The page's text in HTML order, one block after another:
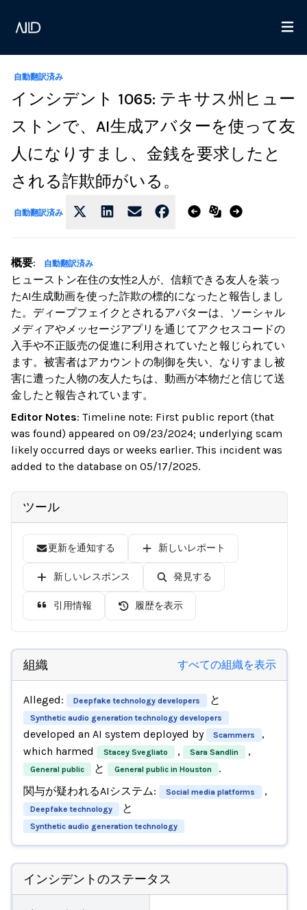
自動翻訳済み
インシデント 1065: テキサス州ヒュー
ストンで、AI生成アバターを使って友
人になりすまし、金銭を要求したと
される詐欺師がいる。
自動翻訳済み
概要: 自動翻訳済み
ヒューストン在住の女性2人が、信頼できる友人を装っ
たAI生成動画を使った詐欺の標的になったと報告しまし
た。ディープフェイクとされるアバターは、ソーシャル
メディアやメッセージアプリを通じてアクセスコードの
入手や不正販売の促進に利用されていたと報じられてい
ます。被害者はアカウントの制御を失い、なりすまし被
害に遭った人物の友人たちは、動画が本物だと信じて送
金したと報告されています。
Editor Notes: Timeline note: First public report (that
was found) appeared on 09/23/2024; underlying scam
likely occurred days or weeks earlier. This incident was
added to the database on 05/17/2025.
ツール
更新を通知する 新しいレポート
新しいレスポンス 発見する
引用情報 履歴を表示
組織 すべての組織を表示
Alleged: Deepfake technology developers と
Synthetic audio generation technology developers
developed an AI system deployed by Scammers
,
which harmed
Stacey Svegliato , Sara Sandlin ,
General public と General public in Houston
.
関与が疑われるAIシステム:
Social media platforms ,
Deepfake technology と
Synthetic audio generation technology
インシデントのステータス